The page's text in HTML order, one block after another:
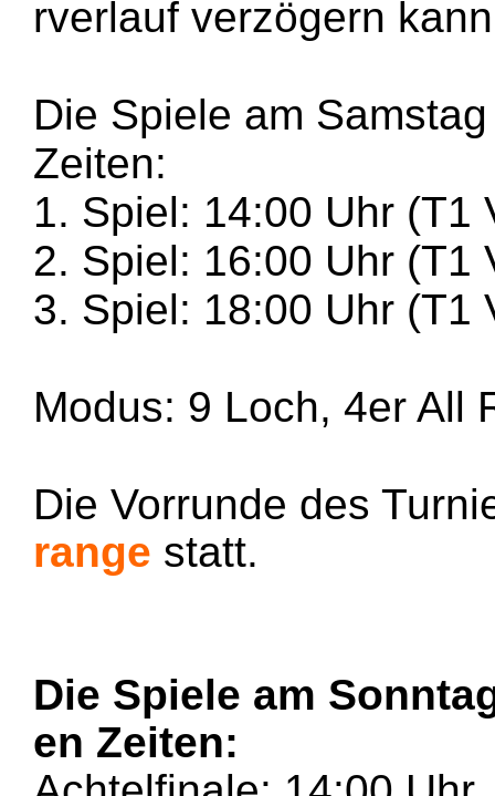
rverlauf verzögern
Die Spiele am
Zeiten:
1. Spiel: 14:00 Uhr (T1
2. Spiel: 16:00 Uhr (T1
3. Spiel: 18:00 Uhr (T1
Modus: 9 Loch, 4er All
Die Vorrunde des
range statt.
Die Spiele am
en Zeiten: